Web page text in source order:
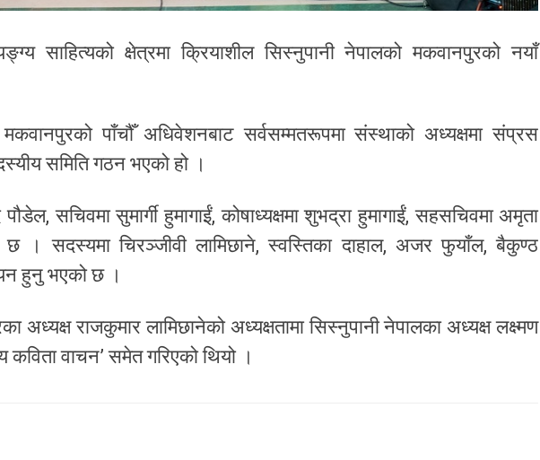
साहित्यको क्षेत्रमा क्रियाशील सिस्नुपानी नेपालको मकवानपुरको नयाँ
मकवानपुरको पाँचौँ अधिवेशनबाट सर्वसम्मतरूपमा संस्थाको अध्यक्षमा संप्रस
समिति गठन भएको हो ।
पौडेल, सचिवमा सुमार्गी हुमागाईं, कोषाध्यक्षमा शुभद्रा हुमागाईं, सहसचिवमा अमृता
। सदस्यमा चिरञ्जीवी लामिछाने, स्वस्तिका दाहाल, अजर फुयाँल, बैकुण्ठ
हुनु भएको छ ।
अध्यक्ष राजकुमार लामिछानेको अध्यक्षतामा सिस्नुपानी नेपालका अध्यक्ष लक्ष्मण
कविता वाचन’ समेत गरिएको थियो ।